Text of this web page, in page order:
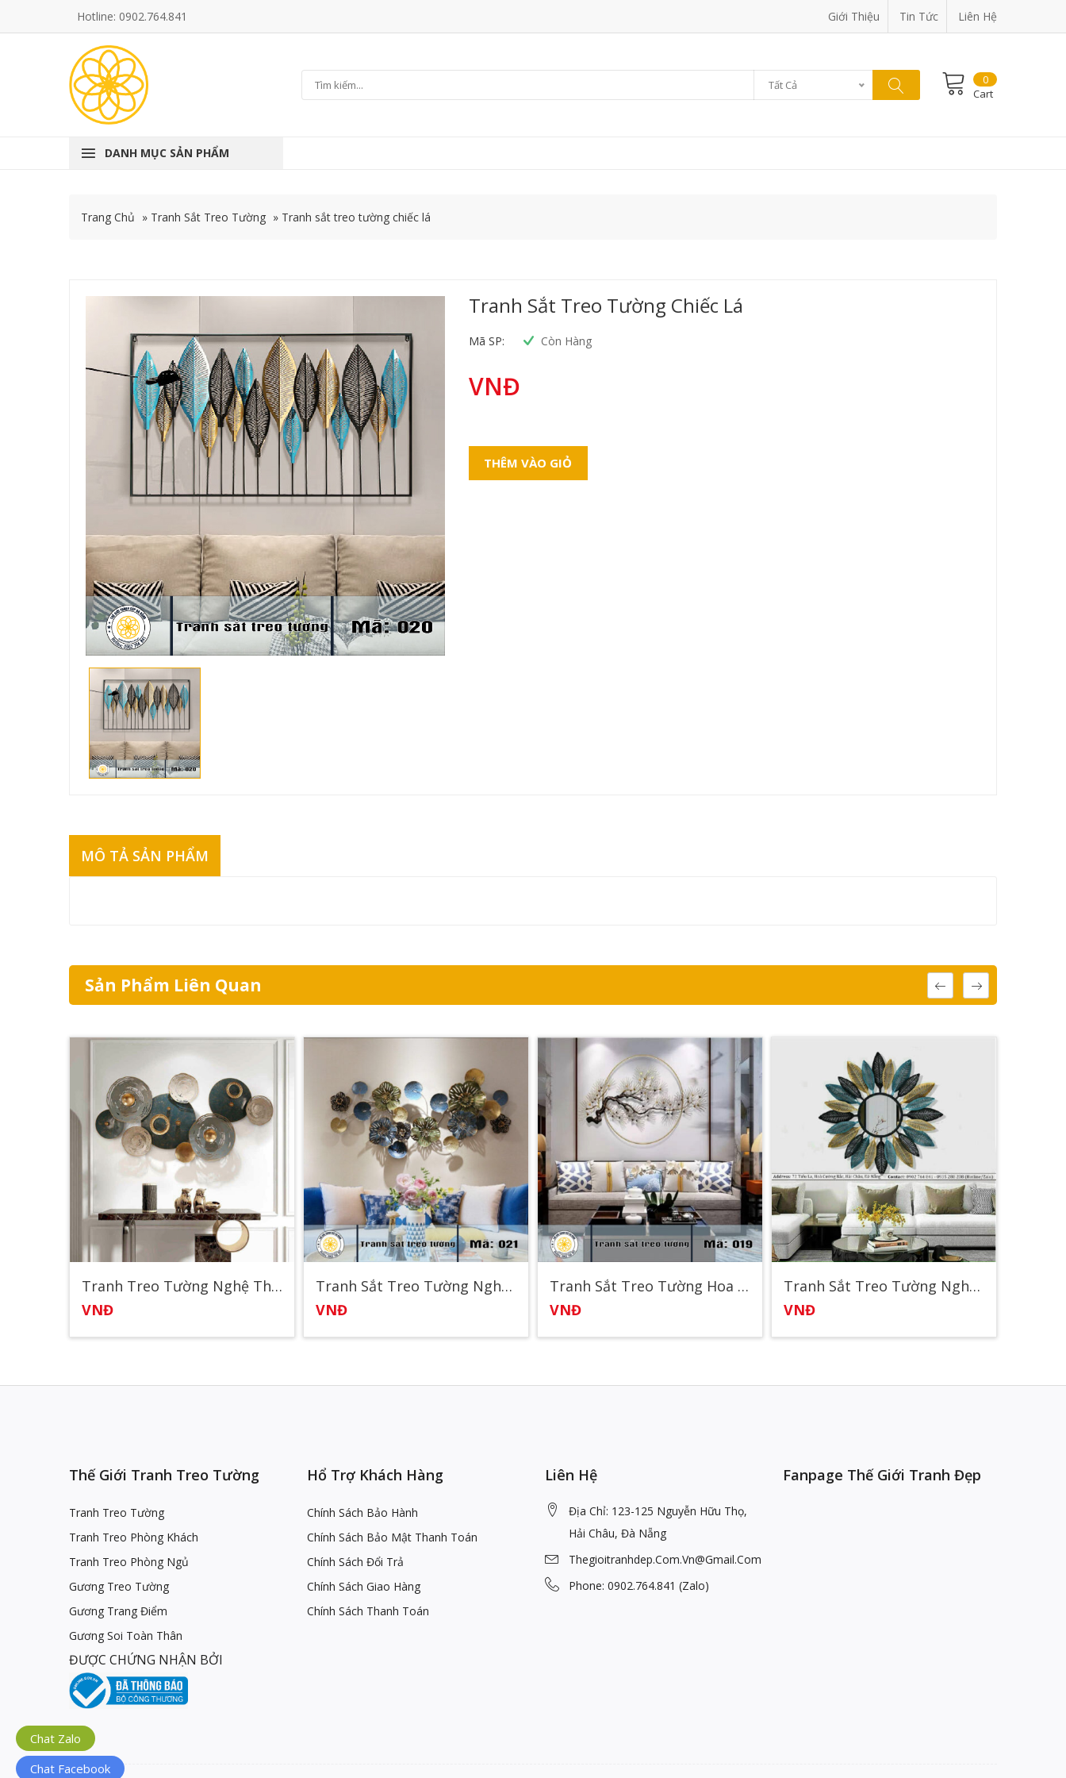
Hotline: 0902.764.841 Giới Thiệu Tin Tức Liên Hệ
Tất Cả
0
Cart
DANH MỤC SẢN PHẨM
Trang Chủ » Tranh Sắt Treo Tường » Tranh sắt treo tường chiếc lá
Tranh Sắt Treo Tường Chiếc Lá
Mã SP: Còn Hàng
VNĐ
THÊM VÀO GIỎ
MÔ TẢ SẢN PHẨM
Sản Phẩm Liên Quan
Tranh Treo Tường Nghệ Thuật Đẹp 1
VNĐ
Tranh Sắt Treo Tường Nghệ Thuật
VNĐ
Tranh Sắt Treo Tường Hoa Mai
VNĐ
Tranh Sắt Treo Tường Nghệ Thuật 2
VNĐ
Thế Giới Tranh Treo Tường
Tranh Treo Tường
Tranh Treo Phòng Khách
Tranh Treo Phòng Ngủ
Gương Treo Tường
Gương Trang Điểm
Gương Soi Toàn Thân
ĐƯỢC CHỨNG NHẬN BỞI
Hổ Trợ Khách Hàng
Chính Sách Bảo Hành
Chính Sách Bảo Mật Thanh Toán
Chính Sách Đổi Trả
Chính Sách Giao Hàng
Chính Sách Thanh Toán
Liên Hệ
Địa Chỉ: 123-125 Nguyễn Hữu Thọ,
Hải Châu, Đà Nẵng
Thegioitranhdep.com.vn@gmail.com
Phone: 0902.764.841 (Zalo)
Fanpage Thế Giới Tranh Đẹp
Chat Zalo
Chat Facebook